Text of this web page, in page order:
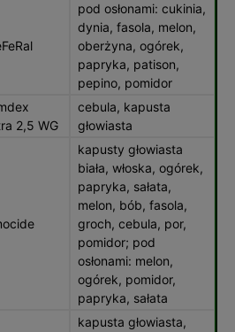
pod osłonami: cukinia,
dynia, fasola, melon,
oberżyna, ogórek,
papryka, patison,
pepino, pomidor
2,5 WG
cebula, kapusta
głowiasta
kapusty głowiasta
biała, włoska, ogórek,
papryka, sałata,
melon, bób, fasola,
groch, cebula, por,
pomidor; pod
osłonami: melon,
ogórek, pomidor,
papryka, sałata
kapusta głowiasta,